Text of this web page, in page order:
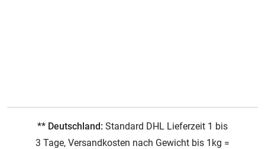
** Deutschland: Standard DHL Lieferzeit 1 bis
3 Tage, Versandkosten nach Gewicht bis 1kg =